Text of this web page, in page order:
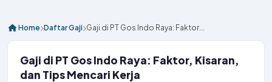
Home Daftar Gaji Gaji di PT Gos Indo Raya: Faktor...
Gaji di PT Gos Indo Raya: Faktor, Kisaran,
dan Tips Mencari Kerja